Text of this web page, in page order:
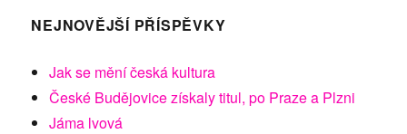
NEJNOVĚJŠÍ PŘÍSPĚVKY
Jak se mění česká kultura
České Budějovice získaly titul, po Praze a Plzni
Jáma lvová